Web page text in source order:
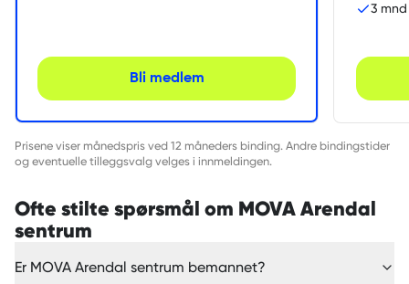
Bli medlem
3
Prisene viser månedspris ved 12 måneders binding. Andre bindingstider
og eventuelle tilleggsvalg velges i innmeldingen.
Ofte stilte spørsmål om MOVA Arendal
sentrum
Er MOVA Arendal sentrum bemannet?